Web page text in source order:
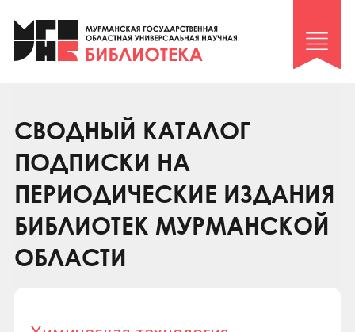
Клуб «Гиря и сельдерей»
Клуб «Семейный архив»
Коллегам
Контакты
СВОДНЫЙ КАТАЛОГ
ПОДПИСКИ НА
ПЕРИОДИЧЕСКИЕ ИЗДАНИЯ
БИБЛИОТЕК МУРМАНСКОЙ
ОБЛАСТИ